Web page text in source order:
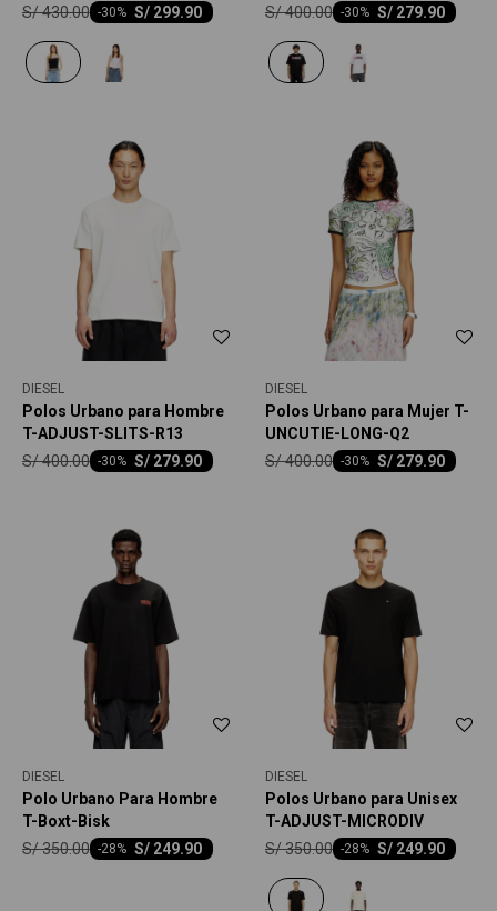
S/ 299.90
-30
S/430.00
S/ 279.90
-30
S/400.00
DIESEL
Polos Urbano para Hombre
T-ADJUST-SLITS-R13
S/ 279.90
-30
S/400.00
DIESEL
Polos Urbano para Mujer T-
UNCUTIE-LONG-Q2
S/ 279.90
-30
S/400.00
DIESEL
Polo Urbano Para Hombre
T-Boxt-Bisk
S/ 249.90
-28
S/350.00
DIESEL
Polos Urbano para Unisex
T-ADJUST-MICRODIV
S/ 249.90
-28
S/350.00